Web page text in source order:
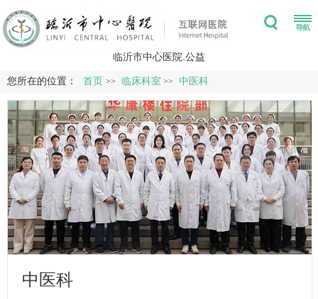
临沂市中心医院.公益
您所在的位置： 首页 >> 临床科室 >> 中医科
中医科